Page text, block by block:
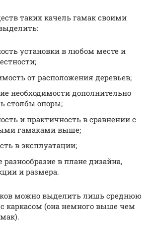
таких качель гамак своими
установки в любом месте и
от расположения деревьев;
необходимости дополнительно
столбы опоры;
и практичность в сравнении с
гамаками выше;
в эксплуатации;
разнообразие в плане дизайна,
и размера.
можно выделить лишь среднюю
каркасом (она немного выше чем